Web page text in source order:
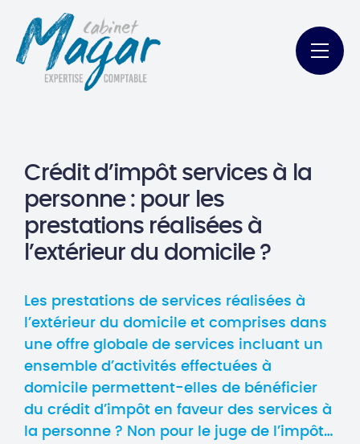
Crédit d’impôt services à la
personne : pour les
prestations réalisées à
l’extérieur du domicile ?
Les prestations de services réalisées à
l’extérieur du domicile et comprises dans
une offre globale de services incluant un
ensemble d’activités effectuées à
domicile permettent-elles de bénéficier
du crédit d’impôt en faveur des services à
la personne ? Non pour le juge de l’impôt…